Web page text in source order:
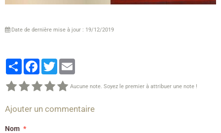
Date de dernière mise à jour : 19/12/2019
PartagerFacebook
Twitter
Aucune note. Soyez le premier à attribuer une note !
Ajouter un commentaire
Nom